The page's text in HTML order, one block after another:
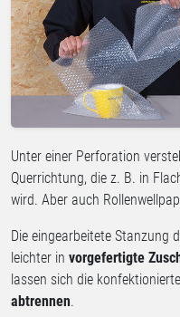
Unter einer Perforation
Querrichtung, die z. B. in
wird. Aber auch
Die eingearbeitete Stanzung
leichter in vorgefertigte
lassen sich die
abtrennen.